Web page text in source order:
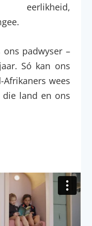
padwyser –
Só kan ons
Afrikaners wees
die land en ons